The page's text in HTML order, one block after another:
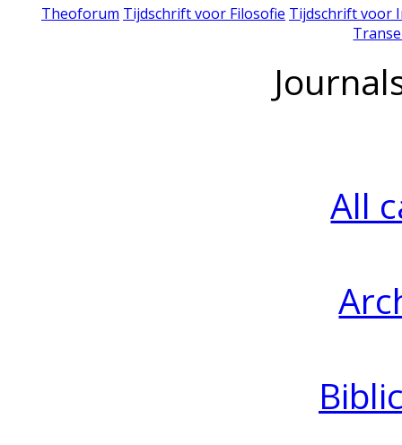
Theoforum Tijdschrift voor Filosofie Tijdschrift voor
All